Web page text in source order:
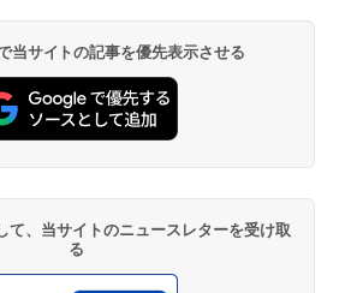
当サイトの記事を優先表示させる
て、当サイトのニュースレターを受け取
る